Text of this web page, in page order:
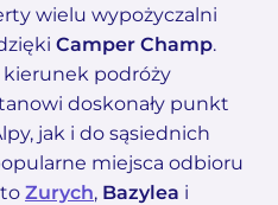
wielu wypożyczalni
Camper Champ.
podróży
doskonały punkt
jak i do sąsiednich
miejsca odbioru
Zurych, Bazylea i